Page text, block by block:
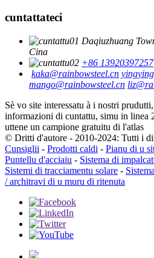
cuntattateci
Daqiuzhuang
Cina
+86 13920397257
kaka@rainbowsteel.cn
mango@rainbowsteel.cn
Sè vo site interessatu à i nostri
informazioni di cuntattu, simu in linea
uttene un campione gratuitu di l'atlas
© Dritti d'autore - 2010-2024: Tutti i
Cunsiglii - Prodotti caldi - Pianu di u
Puntellu d'acciaiu - Sistema di
Sistemi di tracciamentu solare -
/ architravi di u muru di ritenuta